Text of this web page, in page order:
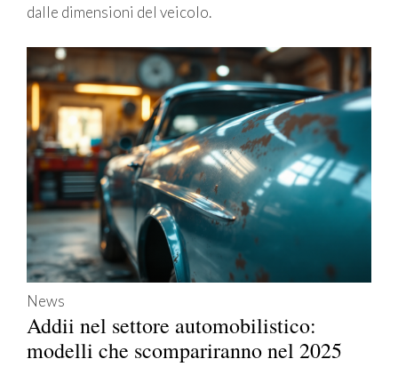
dalle dimensioni del veicolo.
News
Addii nel settore automobilistico:
modelli che scompariranno nel 2025